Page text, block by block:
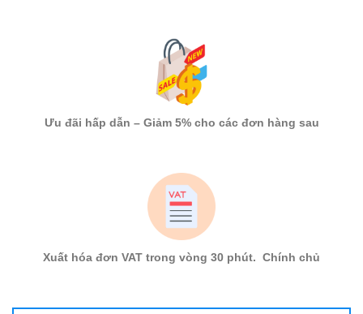
Ưu đãi hấp dẫn – Giảm 5% cho các đơn hàng sau
Xuất hóa đơn VAT trong vòng 30 phút. Chính chủ